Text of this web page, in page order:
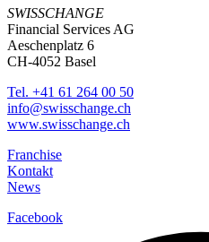
SWISSCHANGE
Financial Services AG
Aeschenplatz 6
CH-4052 Basel
Tel. +41 61 264 00 50
info@swisschange.ch
www.swisschange.ch
Franchise
Kontakt
News
Facebook